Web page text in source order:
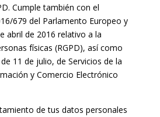
Cumple también con el
679 del Parlamento Europeo y
abril de 2016 relativo a la
físicas (RGPD), así como
11 de julio, de Servicios de la
y Comercio Electrónico
de tus datos personales